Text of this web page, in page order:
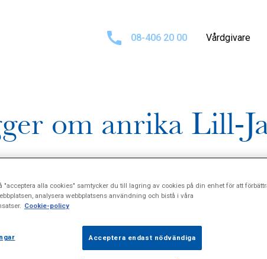
08-406 20 00 Vårdgivare
om anrika Lill-
år gamla Lill-Janshuset för att ge plats åt nya
"acceptera alla cookies" samtycker du till lagring av cookies på din enhet för att
analysera webbplatsens användning och bistå i våra
Cookie-policy
Acceptera endast nödvändiga